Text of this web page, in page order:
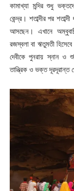
কামাখ্যা মন্দির শুধু
কেন্দ্র। শতাব্দীর পর
আসছেন। এখানে
রজস্বলা বা ঋতুমতী
দেবীকে পুনরায় স্নান
তান্ত্রিক ও ভক্ত দূরদূরান্ত